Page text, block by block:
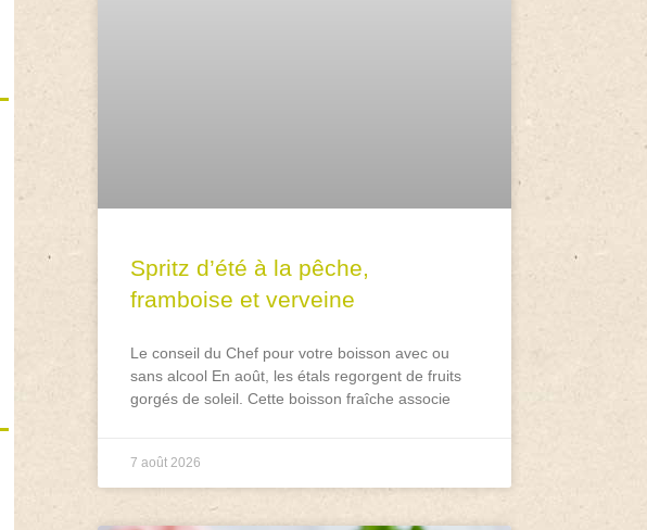
Spritz d’été à la pêche,
framboise et verveine
Le conseil du Chef pour votre boisson avec ou
sans alcool En août, les étals regorgent de fruits
gorgés de soleil. Cette boisson fraîche associe
7 août 2026